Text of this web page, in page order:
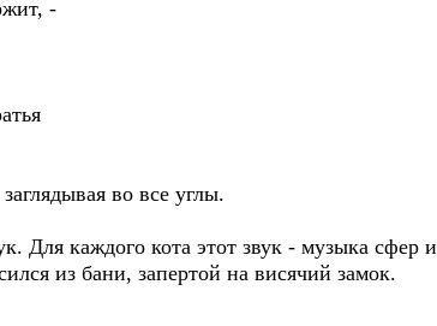
-
во все углы.
Для каждого кота этот звук - музыка сфер и
из бани, запертой на висячий замок.